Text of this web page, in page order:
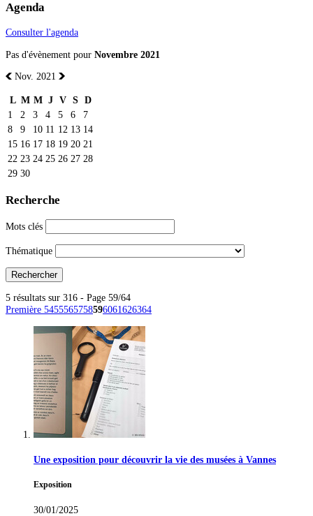
Agenda
Consulter l'agenda
Pas d'évènement pour Novembre 2021
Nov. 2021
L M M J V S D
1
2 3 4 5 6
7
8
9 10 11 12 13 14
15 16 17 18 19 20 21
22 23 24 25 26 27 28
29 30
Recherche
Mots clés
Thématique
5 résultats sur 316 - Page 59/64
Première 5455565758596061626364
Une exposition pour découvrir la vie des musées à Vannes
Exposition
30/01/2025